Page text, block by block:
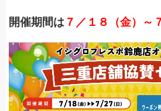
開催期間は ７／１８（金）～